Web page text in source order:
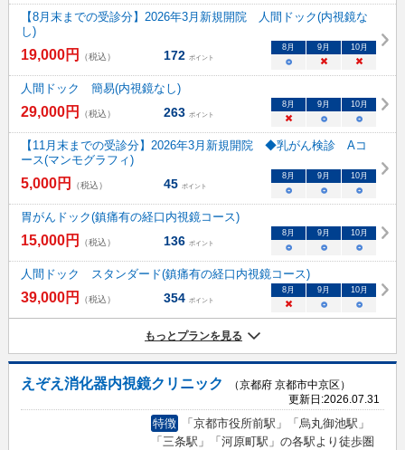
【8月末までの受診分】2026年3月新規開院 人間ドック(内視鏡な
し)
19,000円 （税込） 172 ポイント
8 月 9 月 10月
○ × ×
人間ドック 簡易(内視鏡なし)
29,000円 （税込） 263 ポイント
8 月 9 月 10月
× ○ ○
【11月末までの受診分】2026年3月新規開院 ◆乳がん検診 Aコ
ース(マンモグラフィ)
5,000円 （税込） 45 ポイント
8 月 9 月 10月
○ ○ ○
胃がんドック(鎮痛有の経口内視鏡コース)
15,000円 （税込） 136 ポイント
8 月 9 月 10月
○ ○ ○
人間ドック スタンダード(鎮痛有の経口内視鏡コース)
39,000円 （税込） 354 ポイント
8 月 9 月 10月
× ○ ○
もっとプランを見る
えぞえ消化器内視鏡クリニック
（京都府 京都市中京区）
更新日:2026.07.31
特徴
「京都市役所前駅」「烏丸御池駅」
「三条駅」「河原町駅」の各駅より徒歩圏